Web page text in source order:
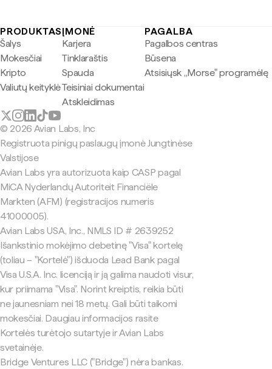
PRODUKTAS
Šalys
Mokesčiai
Kripto
Valiutų keityklė
ĮMONĖ
Karjera
Tinklaraštis
Spauda
Teisiniai dokumentai
Atskleidimas
PAGALBA
Pagalbos centras
Būsena
Atsisiųsk „Morse" programėlę
© 2026 Avian Labs, Inc
Registruota pinigų paslaugų įmonė Jungtinėse
Valstijose
Avian Labs yra autorizuota kaip CASP pagal
MiCA Nyderlandų Autoriteit Financiële
Markten (AFM) (registracijos numeris
41000005).
Avian Labs USA, Inc., NMLS ID # 2639252
Išankstinio mokėjimo debetinę "Visa" kortelę
(toliau – "Kortelė") išduoda Lead Bank pagal
Visa U.S.A. Inc. licenciją ir ją galima naudoti visur,
kur priimama "Visa". Norint kreiptis, reikia būti
ne jaunesniam nei 18 metų. Gali būti taikomi
mokesčiai. Daugiau informacijos rasite
Kortelės turėtojo sutartyje ir Avian Labs
svetainėje.
Bridge Ventures LLC ("Bridge") nėra bankas.